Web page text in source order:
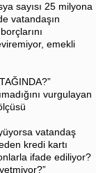
sayısı 25 milyona
vatandaşın
emekli
vurgulayan
vatandaş
kredi kartı
ifade ediliyor?